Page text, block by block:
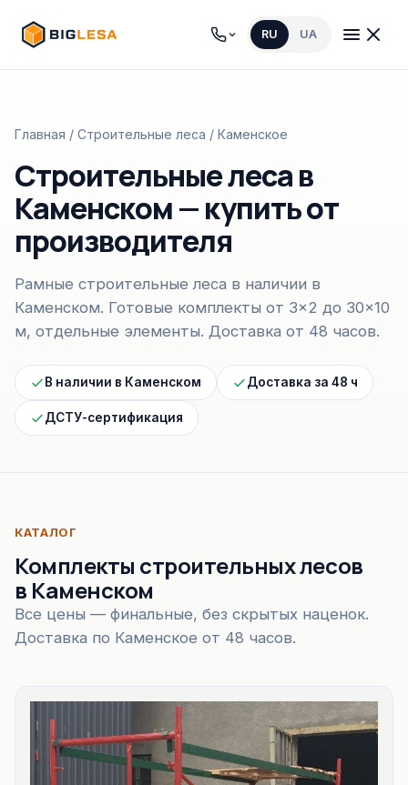
RU UA
Главная / Строительные леса / Каменское
Строительные леса в
Каменском — купить от
производителя
Рамные строительные леса в наличии в
Каменском. Готовые комплекты от 3×2 до 30×10
м, отдельные элементы. Доставка от 48 часов.
В наличии в Каменском Доставка за 48 ч
ДСТУ-сертификация
КАТАЛОГ
Комплекты строительных лесов
в Каменском
Все цены — финальные, без скрытых наценок.
Доставка по Каменское от 48 часов.